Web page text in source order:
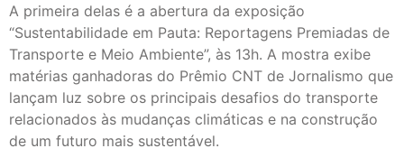
A primeira delas é a abertura da exposição
“Sustentabilidade em Pauta: Reportagens Premiadas de
Transporte e Meio Ambiente”, às 13h. A mostra exibe
matérias ganhadoras do Prêmio CNT de Jornalismo que
lançam luz sobre os principais desafios do transporte
relacionados às mudanças climáticas e na construção
de um futuro mais sustentável.